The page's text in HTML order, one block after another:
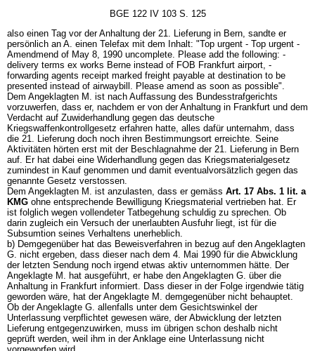
BGE 122 IV 103 S. 125
also einen Tag vor der Anhaltung der 21. Lieferung in Bern, sandte er
persönlich an A. einen Telefax mit dem Inhalt: "Top urgent - Top urgent -
Amendmend of May 8, 1990 uncomplete. Please add the following: -
delivery terms ex works Berne instead of FOB Frankfurt airport, -
forwarding agents receipt marked freight payable at destination to be
presented instead of airwaybill. Please amend as soon as possible".
Dem Angeklagten M. ist nach Auffassung des Bundesstrafgerichts
vorzuwerfen, dass er, nachdem er von der Anhaltung in Frankfurt und dem
Verdacht auf Zuwiderhandlung gegen das deutsche
Kriegswaffenkontrollgesetz erfahren hatte, alles dafür unternahm, dass
die 21. Lieferung doch noch ihren Bestimmungsort erreichte. Seine
Aktivitäten hörten erst mit der Beschlagnahme der 21. Lieferung in Bern
auf. Er hat dabei eine Widerhandlung gegen das Kriegsmaterialgesetz
zumindest in Kauf genommen und damit eventualvorsätzlich gegen das
genannte Gesetz verstossen.
Dem Angeklagten M. ist anzulasten, dass er gemäss Art. 17 Abs. 1 lit. a
KMG ohne entsprechende Bewilligung Kriegsmaterial vertrieben hat. Er
ist folglich wegen vollendeter Tatbegehung schuldig zu sprechen. Ob
darin zugleich ein Versuch der unerlaubten Ausfuhr liegt, ist für die
Subsumtion seines Verhaltens unerheblich.
b) Demgegenüber hat das Beweisverfahren in bezug auf den Angeklagten
G. nicht ergeben, dass dieser nach dem 4. Mai 1990 für die Abwicklung
der letzten Sendung noch irgend etwas aktiv unternommen hätte. Der
Angeklagte M. hat ausgeführt, er habe den Angeklagten G. über die
Anhaltung in Frankfurt informiert. Dass dieser in der Folge irgendwie tätig
geworden wäre, hat der Angeklagte M. demgegenüber nicht behauptet.
Ob der Angeklagte G. allenfalls unter dem Gesichtswinkel der
Unterlassung verpflichtet gewesen wäre, der Abwicklung der letzten
Lieferung entgegenzuwirken, muss im übrigen schon deshalb nicht
geprüft werden, weil ihm in der Anklage eine Unterlassung nicht